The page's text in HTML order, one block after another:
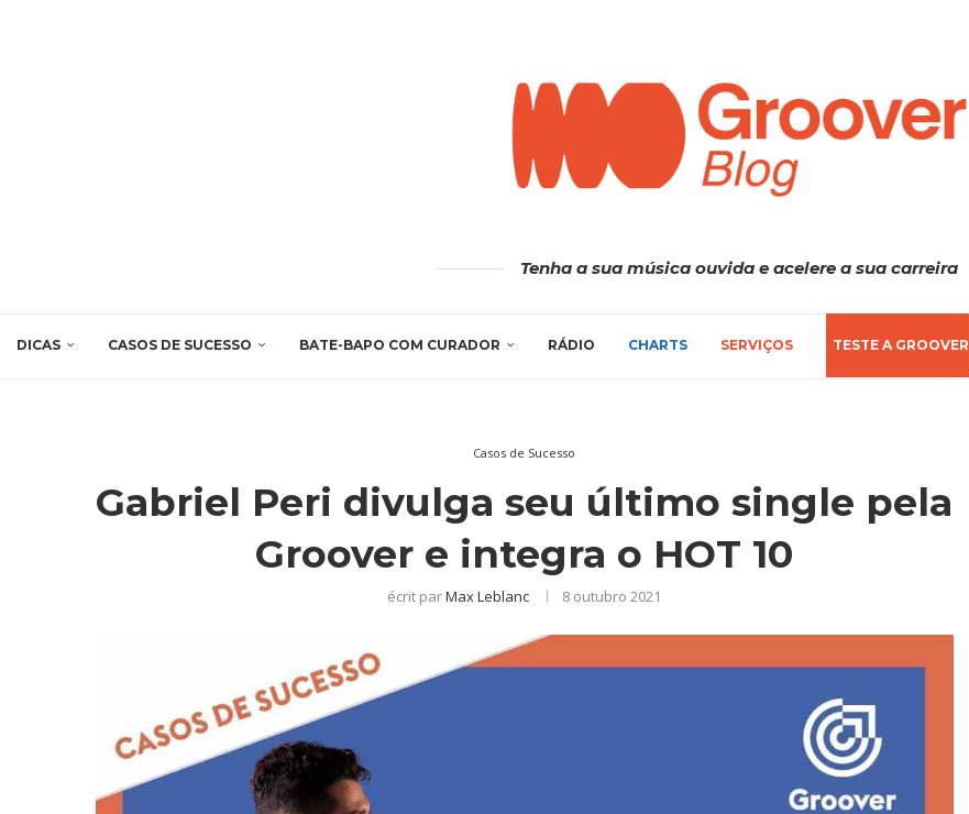
Tenha a sua música ouvida e acelere a sua carreira
DICAS CASOS DE SUCESSO BATE-BAPO COM CURADOR RÁDIO CHARTS SERVIÇOS TESTE A GROOVER
Casos de Sucesso
Gabriel Peri divulga seu último single pela
Groover e integra o HOT 10
écrit parMax Leblanc 8 outubro 2021